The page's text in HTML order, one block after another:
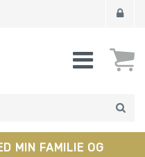
MIN FAMILIE OG